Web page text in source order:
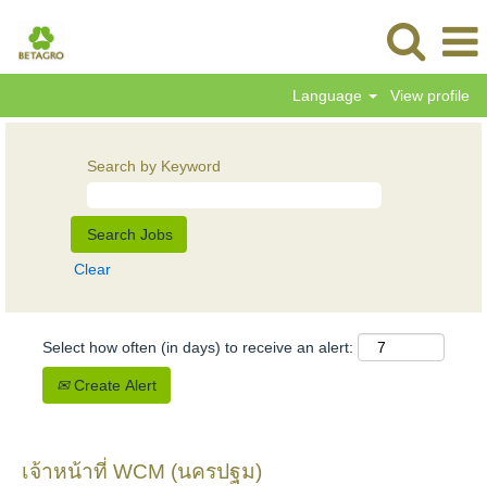
Language View profile
Search by Keyword
Clear
Select how often (in days) to receive an alert:
Create Alert
เจ้าหน้าที่ WCM (นครปฐม)